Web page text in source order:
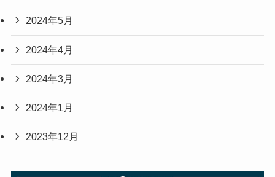
2024年5月
2024年4月
2024年3月
2024年1月
2023年12月